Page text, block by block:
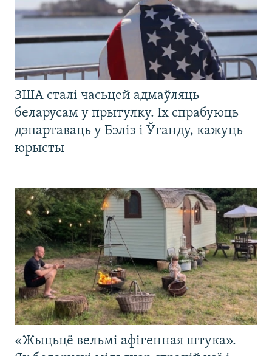
ЗША сталі часьцей адмаўляць
беларусам у прытулку. Іх спрабуюць
дэпартаваць у Бэліз і Ўганду, кажуць
юрысты
«Жыцьцё вельмі афігенная штука».